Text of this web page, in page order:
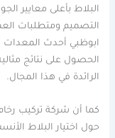
البلاط بأعلى معايير
التصميم ومتطلبات
ابوظبي أحدث المعدات
الحصول على نتائج
الرائدة في هذا المجال.
كما أن شركة تركيب
حول اختيار البلاط